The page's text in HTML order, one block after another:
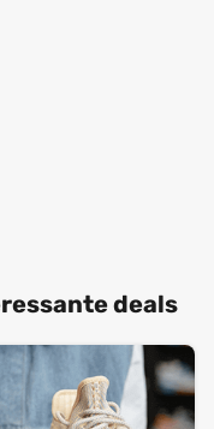
deals